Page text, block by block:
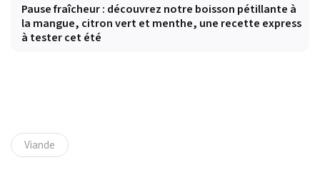
Pause fraîcheur : découvrez notre boisson pétillante à
la mangue, citron vert et menthe, une recette express
à tester cet été
Viande